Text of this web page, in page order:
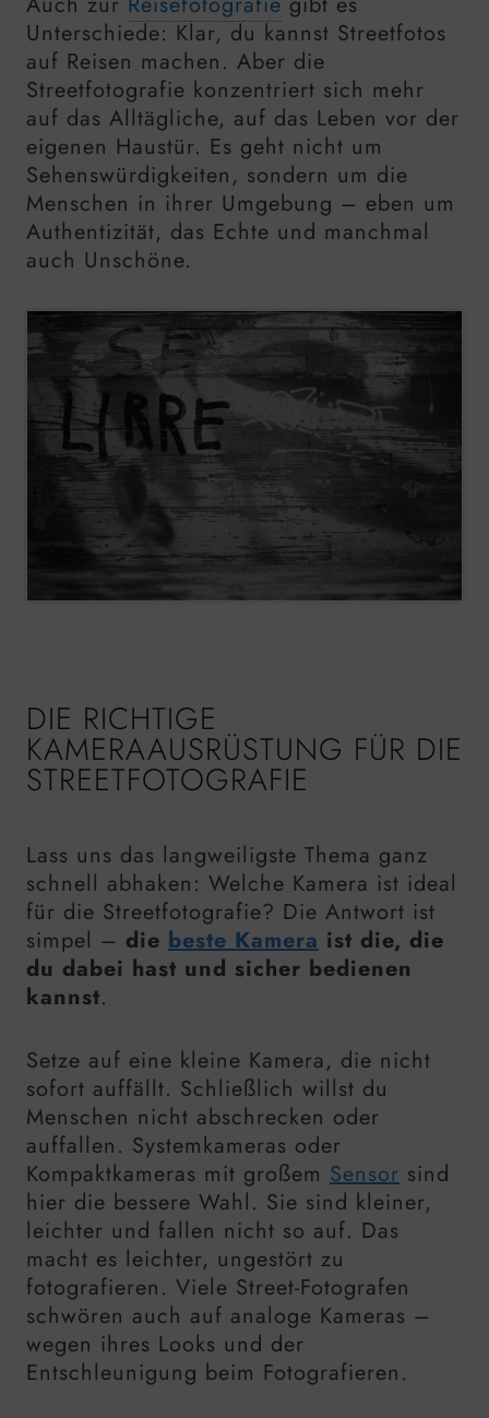
Unterschiede: Klar, du kannst Streetfotos
auf Reisen machen. Aber die
Streetfotografie konzentriert sich mehr
auf das Alltägliche, auf das Leben vor der
eigenen Haustür. Es geht nicht um
Sehenswürdigkeiten, sondern um die
Menschen in ihrer Umgebung – eben um
Authentizität, das Echte und manchmal
auch Unschöne.
DIE RICHTIGE
KAMERAAUSRÜSTUNG FÜR DIE
STREETFOTOGRAFIE
Lass uns das langweiligste Thema ganz
schnell abhaken: Welche Kamera ist ideal
für die Streetfotografie? Die Antwort ist
simpel – die beste Kamera ist die, die
du dabei hast und sicher bedienen
kannst.
Setze auf eine kleine Kamera, die nicht
sofort auffällt. Schließlich willst du
Menschen nicht abschrecken oder
auffallen. Systemkameras oder
Kompaktkameras mit großem Sensor sind
hier die bessere Wahl. Sie sind kleiner,
leichter und fallen nicht so auf. Das
macht es leichter, ungestört zu
fotografieren. Viele Street-Fotografen
schwören auch auf analoge Kameras –
wegen ihres Looks und der
Entschleunigung beim Fotografieren.